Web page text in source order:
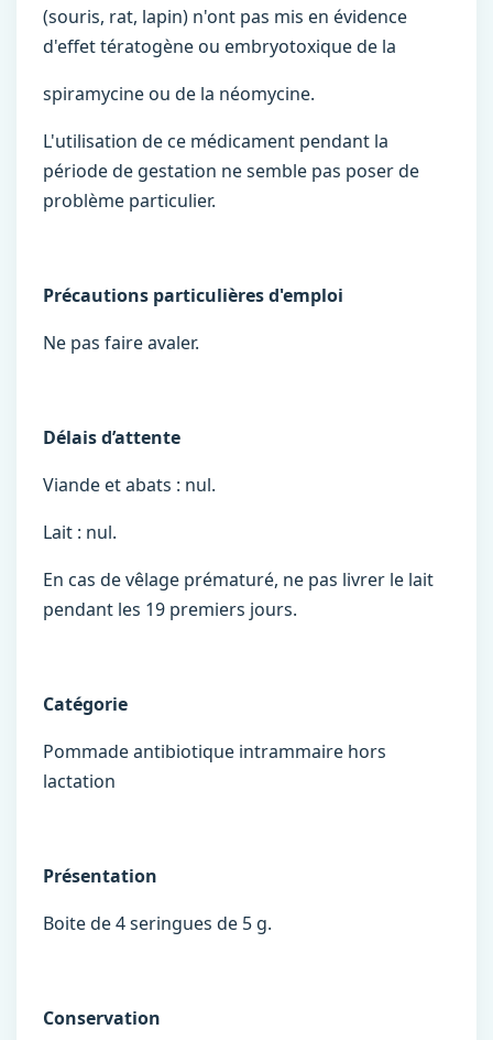
(souris, rat, lapin) n'ont pas mis en évidence
d'effet tératogène ou embryotoxique de la
spiramycine ou de la néomycine.
L'utilisation de ce médicament pendant la
période de gestation ne semble pas poser de
problème particulier.
Précautions particulières d'emploi
Ne pas faire avaler.
Délais d’attente
Viande et abats : nul.
Lait : nul.
En cas de vêlage prématuré, ne pas livrer le lait
pendant les 19 premiers jours.
Catégorie
Pommade antibiotique intrammaire hors
lactation
Présentation
Boite de 4 seringues de 5 g.
Conservation